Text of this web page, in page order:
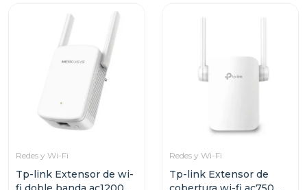
Redes y Wi-Fi
Tp-link Extensor de wi-
Redes y Wi-Fi
Tp-link Extensor de